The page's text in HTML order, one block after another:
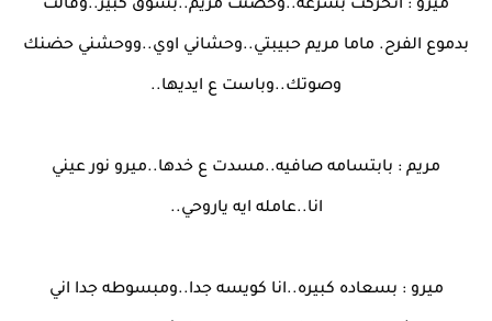
ميرو : اتحركت بسرعه..وحضنت مريم..بشوق كبير..وقالت
بدموع الفرح. ماما مريم حبيبتي..وحشاني اوي..ووحشني حضنك
وصوتك..وباست ع ايديها..
مريم : بابتسامه صافيه..مسدت ع خدها..ميرو نور عيني
انا..عامله ايه ياروحي..
ميرو : بسعاده كبيره..انا كويسه جدا..ومبسوطه جدا اني